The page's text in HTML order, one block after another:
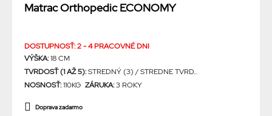
Matrac Orthopedic ECONOMY
DOSTUPNOSŤ: 2 - 4 PRACOVNÉ DNI
VÝŠKA:18 CM
TVRDOSŤ (1 AŽ 5):STREDNÝ (3) / STREDNE TVRD...
NOSNOSŤ:110KG ZÁRUKA:3 ROKY
Doprava zadarmo